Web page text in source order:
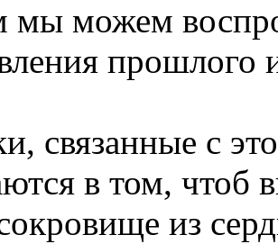
мы можем
прошлого
связанные с
в том, чтоб
из